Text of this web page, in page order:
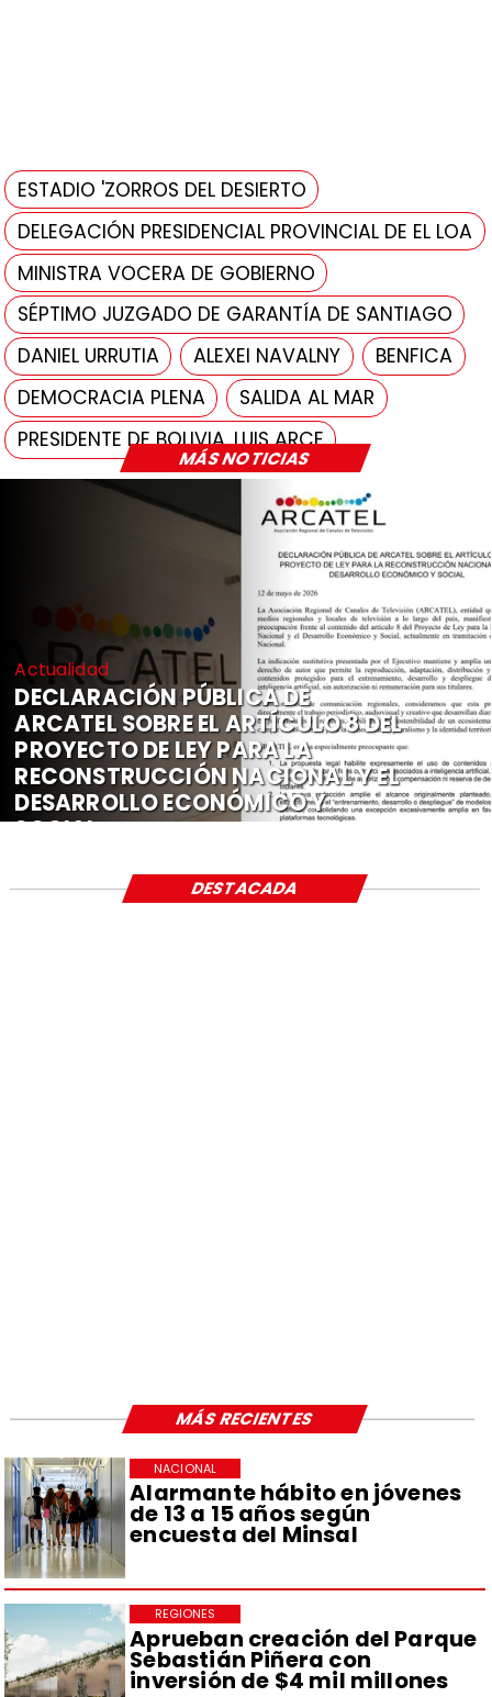
MÁS NOTICIAS
ESTADIO 'ZORROS DEL DESIERTO
DELEGACIÓN PRESIDENCIAL PROVINCIAL DE EL LOA
MINISTRA VOCERA DE GOBIERNO
SÉPTIMO JUZGADO DE GARANTÍA DE SANTIAGO
DANIEL URRUTIA
ALEXEI NAVALNY
BENFICA
DEMOCRACIA PLENA
SALIDA AL MAR
PRESIDENTE DE BOLIVIA, LUIS ARCE
Actualidad
DECLARACIÓN PÚBLICA DE
ARCATEL SOBRE EL ARTÍCULO 8 DEL
PROYECTO DE LEY PARA LA
RECONSTRUCCIÓN NACIONAL Y EL
DESARROLLO ECONÓMICO Y
SOCIAL
Alarmante hábito en jóvenes
de 13 a 15 años según
encuesta del Minsal
NACIONAL
Aprueban creación del Parque
Sebastián Piñera con
inversión de $4 mil millones
REGIONES
DESTACADA
MÁS RECIENTES